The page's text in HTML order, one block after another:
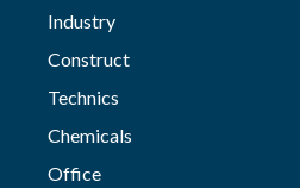
Industry
Construct
Technics
Chemicals
Office